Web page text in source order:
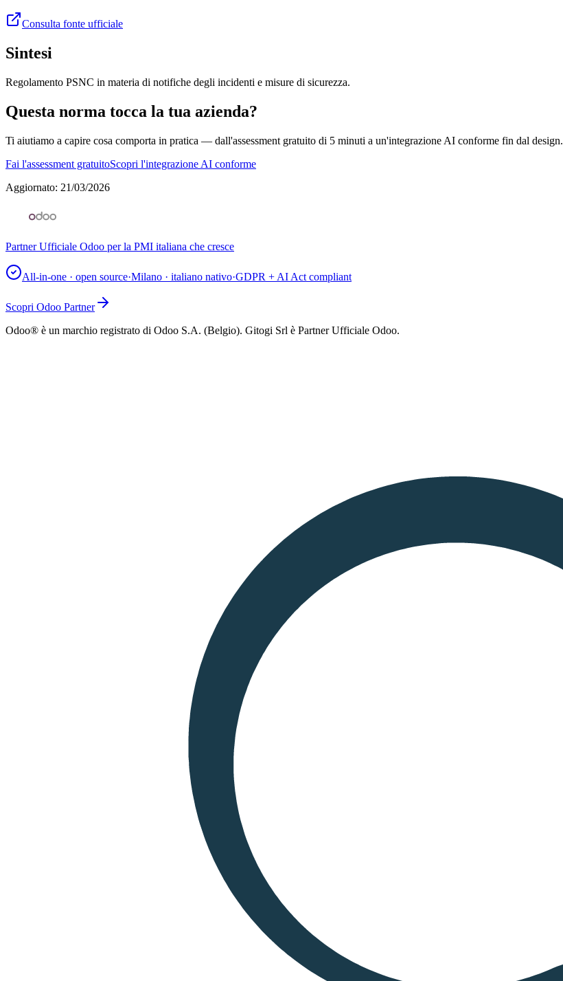
Consulta fonte ufficiale
Sintesi
Regolamento PSNC in materia di notifiche degli incidenti e misure di sicurezza.
Questa norma tocca la tua azienda?
Ti aiutiamo a capire cosa comporta in pratica — dall'assessment gratuito di 5 minuti a un'integrazione AI conforme fin dal design.
Fai l'assessment gratuitoScopri l'integrazione AI conforme
Aggiornato: 21/03/2026
Partner Ufficiale Odoo per la PMI italiana che cresce
All-in-one · open source·Milano · italiano nativo·GDPR + AI Act compliant
Scopri Odoo Partner
Odoo® è un marchio registrato di Odoo S.A. (Belgio). Gitogi Srl è Partner Ufficiale Odoo.